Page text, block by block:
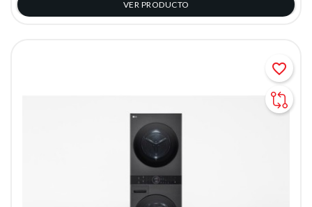
VER PRODUCTO
favorite_border